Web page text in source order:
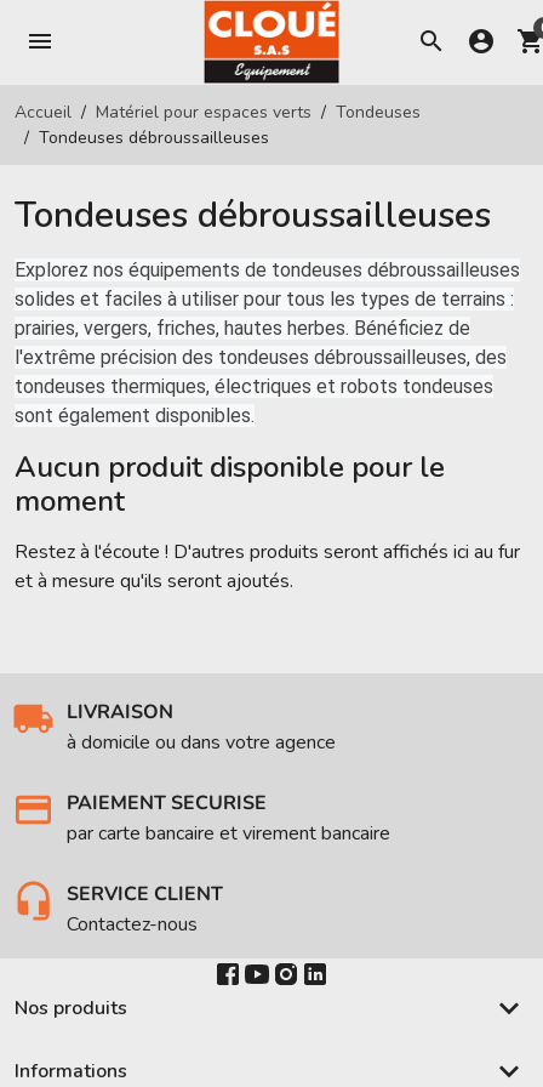
menu search account_circle
Accueil Matériel pour espaces verts
Tondeuses
Tondeuses débroussailleuses
Tondeuses débroussailleuses
Explorez nos équipements de tondeuses débroussailleuses
solides et faciles à utiliser pour tous les types de terrains :
prairies, vergers, friches, hautes herbes. Bénéficiez de
l'extrême précision des tondeuses débroussailleuses, des
tondeuses thermiques, électriques et robots tondeuses
sont également disponibles.
Aucun produit disponible pour le
moment
Restez à l'écoute ! D'autres produits seront affichés ici au fur
et à mesure qu'ils seront ajoutés.
LIVRAISON
à domicile ou dans votre agence
PAIEMENT SECURISE
par carte bancaire et virement bancaire
SERVICE CLIENT
Contactez-nous
Nos produits keyboard_arrow_down
Informations keyboard_arrow_down